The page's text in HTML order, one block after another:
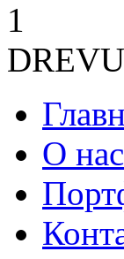
1
О нас